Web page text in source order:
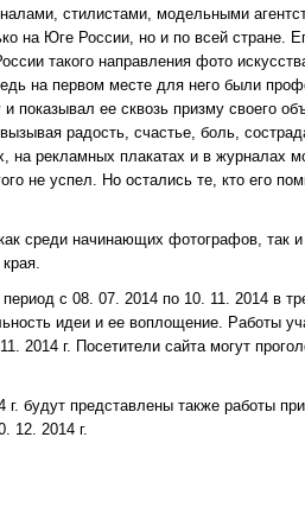
стилистами, модельными
на Юге России, но и по всей стране.
такого направления фото
на первом месте для него были
ее сквозь призму своего
радость, счастье, боль,
на рекламных плакатах и в журналах
не успел. Но остались те, кто его
среди начинающих фотографов, так
с 08. 07. 2014 по 10. 11. 2014 в
идеи и ее воплощение. Работы
2014 г. Посетители сайта могут
будут представлены также работы
12. 2014 г.